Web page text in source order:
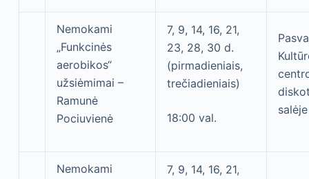
Nemokami
„Funkcinės
aerobikos“
užsiėmimai –
Ramunė
Pociuvienė
7, 9, 14, 16, 21,
23, 28, 30 d.
(pirmadieniais,
trečiadieniais)
18:00 val.
salėje
Nemokami
7, 9, 14, 16, 21,